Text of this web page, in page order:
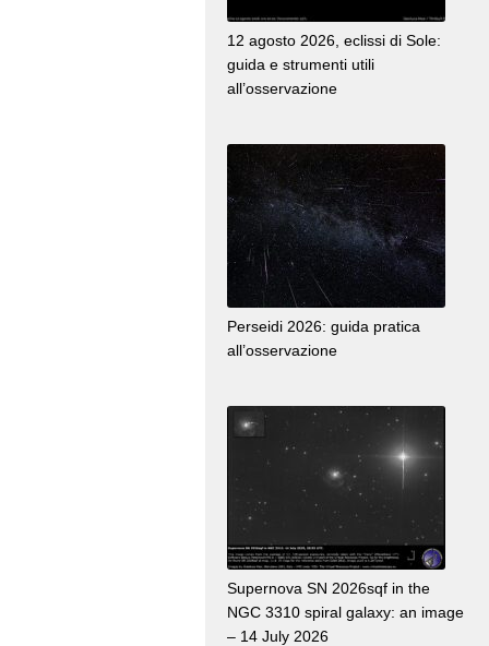
12 agosto 2026, eclissi di Sole:
guida e strumenti utili
all’osservazione
Perseidi 2026: guida pratica
all’osservazione
Supernova SN 2026sqf in the
NGC 3310 spiral galaxy: an image
– 14 July 2026